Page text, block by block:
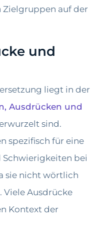
Zielgruppen auf der
und
liegt in der
Ausdrücken und
sind.
spezifisch für eine
Schwierigkeiten bei
sie nicht wörtlich
Ausdrücke
Kontext der